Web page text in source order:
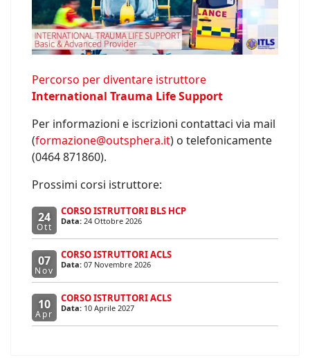
Percorso per diventare istruttore
International Trauma Life Support
Per informazioni e iscrizioni contattaci via mail
(formazione@outsphera.it) o telefonicamente
(0464 871860).
Prossimi corsi istruttore:
24
Ott
CORSO ISTRUTTORI BLS HCP
Data: 24 Ottobre 2026
07
Nov
CORSO ISTRUTTORI ACLS
Data: 07 Novembre 2026
10
Apr
CORSO ISTRUTTORI ACLS
Data: 10 Aprile 2027